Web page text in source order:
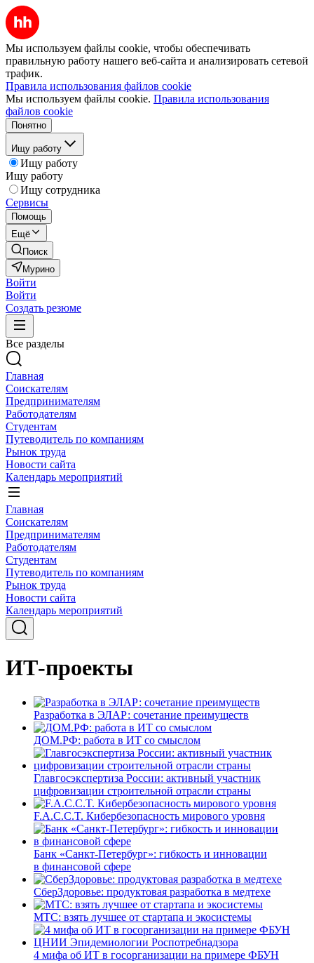
Мы используем файлы cookie, чтобы обеспечивать
правильную работу нашего веб-сайта и анализировать сетевой
трафик.
Правила использования файлов cookie
Мы используем файлы cookie. Правила использования
файлов cookie
Понятно
Ищу работу
Ищу работу
Ищу работу
Ищу сотрудника
Сервисы
Помощь
Ещё
Поиск
Мурино
Войти
Войти
Создать резюме
Все разделы
Главная
Соискателям
Предпринимателям
Работодателям
Студентам
Путеводитель по компаниям
Рынок труда
Новости сайта
Календарь мероприятий
Главная
Соискателям
Предпринимателям
Работодателям
Студентам
Путеводитель по компаниям
Рынок труда
Новости сайта
Календарь мероприятий
ИТ-проекты
Разработка в ЭЛАР: сочетание преимуществ
ДОМ.РФ: работа в ИТ со смыслом
Главгосэкспертиза России: активный участник
цифровизации строительной отрасли страны
F.A.C.C.T. Кибербезопасность мирового уровня
Банк «Санкт-Петербург»: гибкость и инновации
в финансовой сфере
СберЗдоровье: продуктовая разработка в медтехе
МТС: взять лучшее от стартапа и экосистемы
4 мифа об ИТ в госорганизации на примере ФБУН